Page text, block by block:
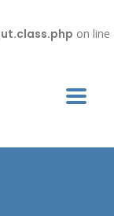
on line